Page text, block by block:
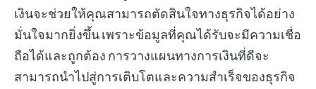
เงินจะช่วยให้คุณสามารถตัดสินใจทางธุรกิจได้อย่าง
มั่นใจมากยิ่งขึ้น เพราะข้อมูลที่คุณได้รับจะมีความเชื่อ
ถือได้และถูกต้อง การวางแผนทางการเงินที่ดีจะ
สามารถนำไปสู่การเติบโตและความสำเร็จของธุรกิจ